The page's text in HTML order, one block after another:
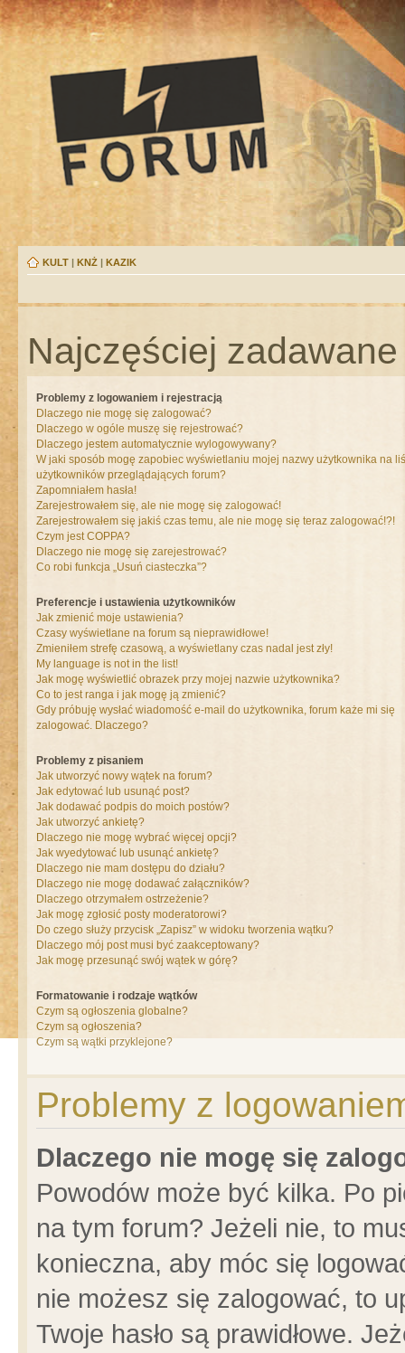
KULT | KNŻ | KAZIK
Najczęściej
Problemy z logowaniem i rejestracją
Dlaczego nie mogę się zalogować?
Dlaczego w ogóle muszę się rejestrować?
Dlaczego jestem automatycznie wylogowywany?
W jaki sposób mogę zapobiec wyświetlaniu mojej nazwy użytkownika na
użytkowników przeglądających forum?
Zapomniałem hasła!
Zarejestrowałem się, ale nie mogę się zalogować!
Zarejestrowałem się jakiś czas temu, ale nie mogę się teraz zalogować!?!
Czym jest COPPA?
Dlaczego nie mogę się zarejestrować?
Co robi funkcja „Usuń ciasteczka”?
Preferencje i ustawienia użytkowników
Jak zmienić moje ustawienia?
Czasy wyświetlane na forum są nieprawidłowe!
Zmieniłem strefę czasową, a wyświetlany czas nadal jest zły!
My language is not in the list!
Jak mogę wyświetlić obrazek przy mojej nazwie użytkownika?
Co to jest ranga i jak mogę ją zmienić?
Gdy próbuję wysłać wiadomość e-mail do użytkownika, forum każe mi się
zalogować. Dlaczego?
Problemy z pisaniem
Jak utworzyć nowy wątek na forum?
Jak edytować lub usunąć post?
Jak dodawać podpis do moich postów?
Jak utworzyć ankietę?
Dlaczego nie mogę wybrać więcej opcji?
Jak wyedytować lub usunąć ankietę?
Dlaczego nie mam dostępu do działu?
Dlaczego nie mogę dodawać załączników?
Dlaczego otrzymałem ostrzeżenie?
Jak mogę zgłosić posty moderatorowi?
Do czego służy przycisk „Zapisz” w widoku tworzenia wątku?
Dlaczego mój post musi być zaakceptowany?
Jak mogę przesunąć swój wątek w górę?
Formatowanie i rodzaje wątków
Czym są ogłoszenia globalne?
Czym są ogłoszenia?
Czym są wątki przyklejone?
Problemy z
Dlaczego nie mogę się
Powodów może być kilka. Po
na tym forum? Jeżeli nie, to
konieczna, aby móc się
nie możesz się zalogować, to
Twoje hasło są prawidłowe.